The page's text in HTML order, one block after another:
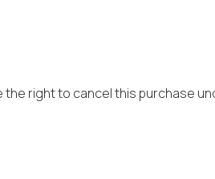
right to cancel this purchase